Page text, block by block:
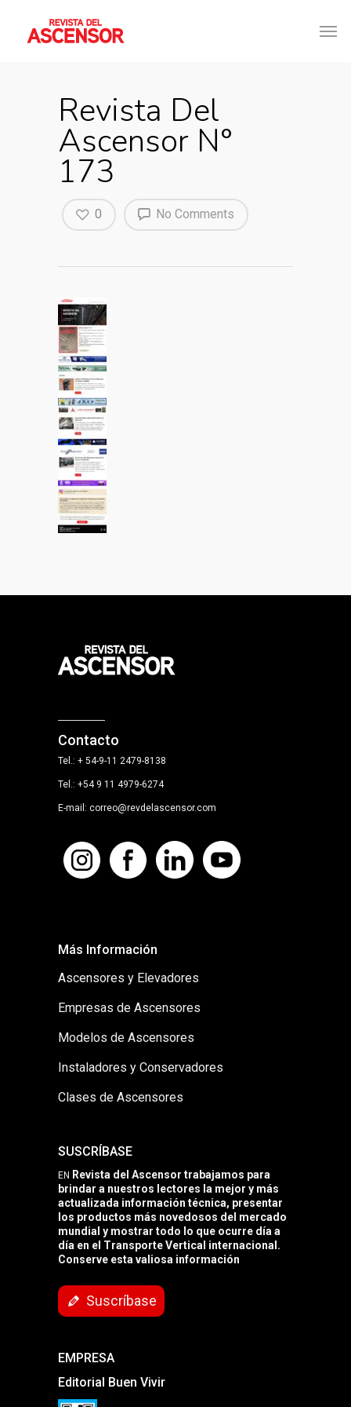
Revista Del
Ascensor N°
173
No Comments
0
Contacto
Tel.: + 54-9-11 2479-8138
Tel.: +54 9 11 4979-6274
E-mail: correo@revdelascensor.com
Más Información
Ascensores y Elevadores
Empresas de Ascensores
Modelos de Ascensores
Instaladores y Conservadores
Clases de Ascensores
SUSCRÍBASE
EN Revista del Ascensor trabajamos para
brindar a nuestros lectores la mejor y más
actualizada información técnica, presentar
los productos más novedosos del mercado
mundial y mostrar todo lo que ocurre día a
día en el Transporte Vertical internacional.
Conserve esta valiosa información
Suscríbase
EMPRESA
Editorial Buen Vivir